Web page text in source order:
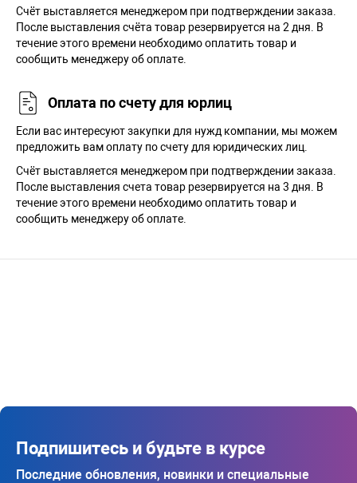
Cчёт выставляется менеджером при подтверждении заказа.
После выставления счёта товар резервируется на 2 дня. В
течение этого времени необходимо оплатить товар и
сообщить менеджеру об оплате.
Оплата по счету для юрлиц
Если вас интересуют закупки для нужд компании, мы можем
предложить вам оплату по счету для юридических лиц.
Счёт выставляется менеджером при подтверждении заказа.
После выставления счета товар резервируется на 3 дня. В
течение этого времени необходимо оплатить товар и
сообщить менеджеру об оплате.
Подпишитесь и будьте в курсе
Последние обновления, новинки и специальные